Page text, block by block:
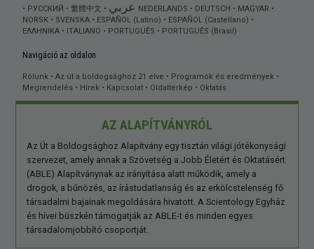
РУССКИЙ
繁體中文 عربي NEDERLANDS DEUTSCH
MAGYAR
NORSK
SVENSKA ESPAÑOL (Latino)
ESPAÑOL (Castellano)
ΕΛΛΗΝΙΚA
ITALIANO PORTUGUÊS PORTUGUÊS (Brasil)
Navigáció az oldalon
Rólunk Az út a boldogsághoz 21 elve
Programok és eredmények
Megrendelés
Hírek Kapcsolat Oldaltérkép Oktatás
AZ ALAPÍTVÁNYRÓL
Az Út a Boldogsághoz Alapítvány egy tisztán világi jótékonysági
szervezet, amely annak a Szövetség a Jobb Életért és Oktatásért
(ABLE) Alapítványnak az irányítása alatt működik, amely a
drogok, a bűnözés, az írástudatlanság és az erkölcstelenség fő
társadalmi bajainak megoldására hivatott. A Scientology Egyház
és hívei büszkén támogatják az ABLE-t és minden egyes
társadalomjobbító csoportját.